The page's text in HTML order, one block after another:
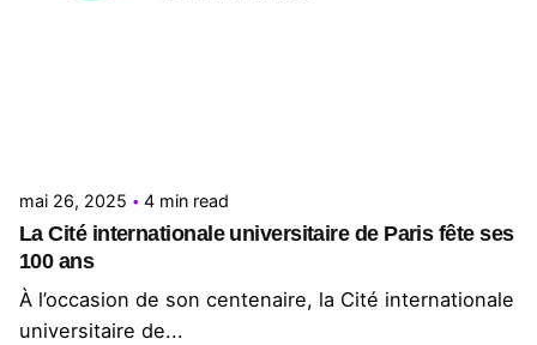
mai 26, 2025 4 min read
La Cité internationale universitaire de Paris fête ses
100 ans
À l’occasion de son centenaire, la Cité internationale
universitaire de...